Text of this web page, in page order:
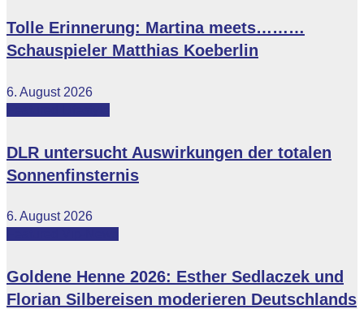
Tolle Erinnerung: Martina meets………
Schauspieler Matthias Koeberlin
6. August 2026
DLR untersucht Auswirkungen der totalen
Sonnenfinsternis
6. August 2026
Goldene Henne 2026: Esther Sedlaczek und
Florian Silbereisen moderieren Deutschlands